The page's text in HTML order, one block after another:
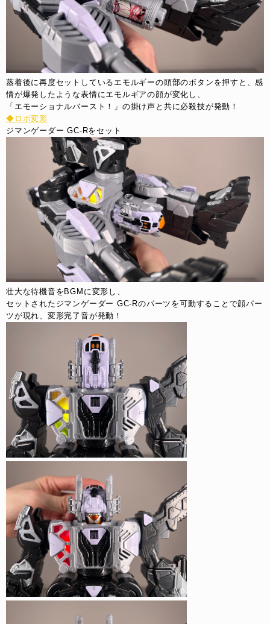
蒸着後に再度セットしているエモルギーの頭部のボタンを押すと、感
情が爆発したような表情にエモルギアの顔が変化し、
「エモーショナルバースト！」の掛け声と共に必殺技が発動！
◆ロボ変形
ジマンゲーダー GC-Rをセット
壮大な待機音をBGMに変形し、
セットされたジマンゲーダー GC-Rのパーツを可動することで顔パー
ツが現れ、変形完了音が発動！